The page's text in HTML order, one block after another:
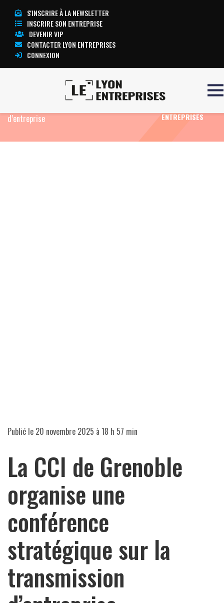
S'INSCRIRE À LA NEWSLETTER
INSCRIRE SON ENTREPRISE
DEVENIR VIP
CONTACTER LYON ENTREPRISES
CONNEXION
La CCI de Grenoble organise
d’entreprise
TOUTE
ENTREPRISES
Publié le 20 novembre 2025 à 18 h 57 min
La CCI de Grenoble
organise une
conférence
stratégique sur la
transmission